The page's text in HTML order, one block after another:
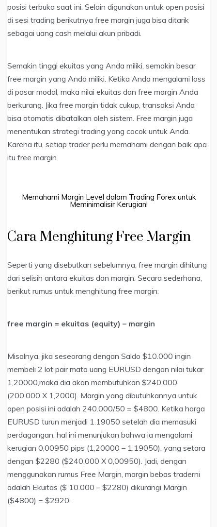
posisi terbuka saat ini. Selain digunakan untuk open posisi
di sesi trading berikutnya free margin juga bisa ditarik
sebagai uang cash melalui akun pribadi.
Semakin tinggi ekuitas yang Anda miliki, semakin besar
free margin yang Anda miliki. Ketika Anda mengalami loss
di pasar modal, maka nilai ekuitas dan free margin Anda
berkurang. Jika free margin tidak cukup, transaksi Anda
bisa otomatis dibatalkan oleh sistem. Free margin juga
menentukan strategi trading yang cocok untuk Anda.
Karena itu, setiap trader perlu memahami dengan baik apa
itu free margin.
Memahami Margin Level dalam Trading Forex untuk
Meminimalisir Kerugian!
Cara Menghitung Free Margin
Seperti yang disebutkan sebelumnya, free margin dihitung
dari selisih antara ekuitas dan margin. Secara sederhana,
berikut rumus untuk menghitung free margin:
free margin = ekuitas (equity) – margin
Misalnya, jika seseorang dengan Saldo $10.000 ingin
membeli 2 lot pair mata uang EURUSD dengan nilai tukar
1,20000,maka dia akan membutuhkan $240.000
(200.000 X 1,2000). Margin yang dibutuhkannya untuk
open posisi ini adalah 240.000/50 = $4800. Ketika harga
EURUSD turun menjadi 1.19050 setelah dia memasuki
perdagangan, hal ini menunjukan bahwa ia mengalami
kerugian 0,00950 pips (1,20000 – 1,19050), yang setara
dengan $2280 ($240,000 X 0,00950). Jadi, dengan
menggunakan rumus Free Margin, margin bebas traderni
adalah Ekuitas ($ 10.000 – $2280) dikurangi Margin
($4800) = $2920.